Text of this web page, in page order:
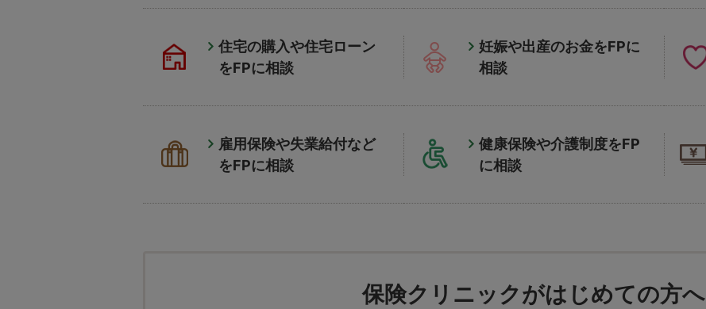
住宅の購入や住宅ローン
をFPに相談
妊娠や出産のお金をFPに
相談
雇用保険や失業給付など
をFPに相談
健康保険や介護制度をFP
に相談
保険クリニックがはじめての方へ